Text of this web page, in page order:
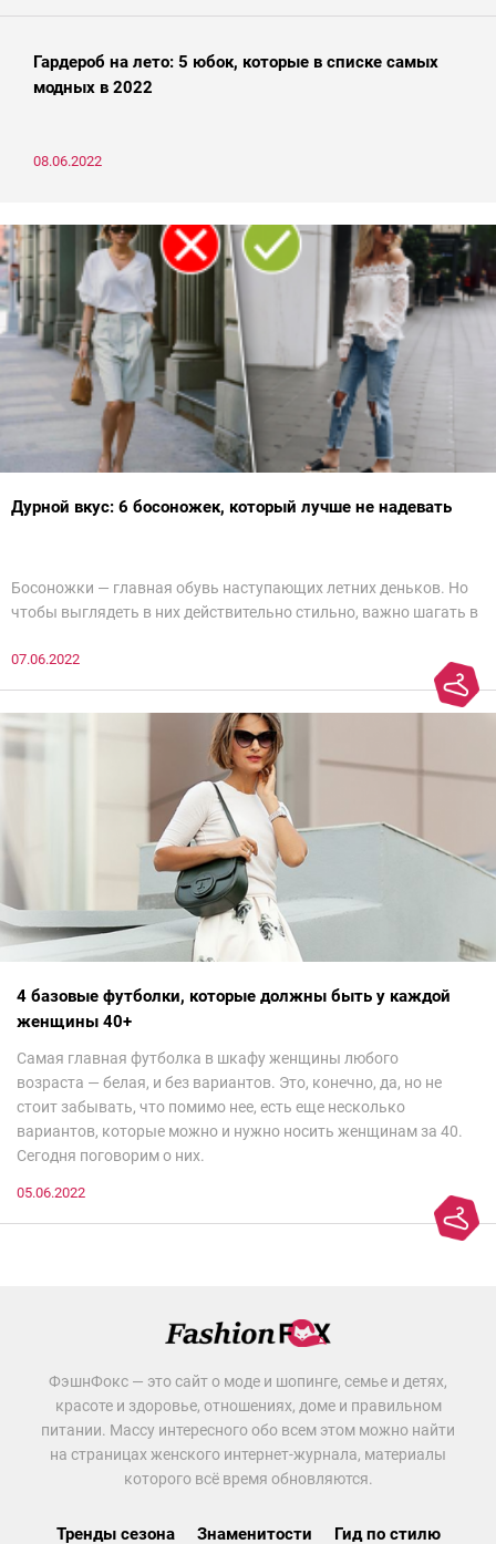
Гардероб на лето: 5 юбок, которые в списке самых
модных в 2022
08.06.2022
Дурной вкус: 6 босоножек, который лучше не надевать
Босоножки — главная обувь наступающих летних деньков. Но
чтобы выглядеть в них действительно стильно, важно шагать в
сезоне лучше не надевать. Потому что они — гарант дурного
вкуса и стопроцентный антитренд.
07.06.2022
4 базовые футболки, которые должны быть у каждой
женщины 40+
Самая главная футболка в шкафу женщины любого
возраста — белая, и без вариантов. Это, конечно, да, но не
стоит забывать, что помимо нее, есть еще несколько
вариантов, которые можно и нужно носить женщинам за 40.
Сегодня поговорим о них.
05.06.2022
ФэшнФокс — это сайт о моде и шопинге, семье и детях,
красоте и здоровье, отношениях, доме и правильном
питании. Массу интересного обо всем этом можно найти
на страницах женского интернет-журнала, материалы
которого всё время обновляются.
Тренды сезона Знаменитости Гид по стилю